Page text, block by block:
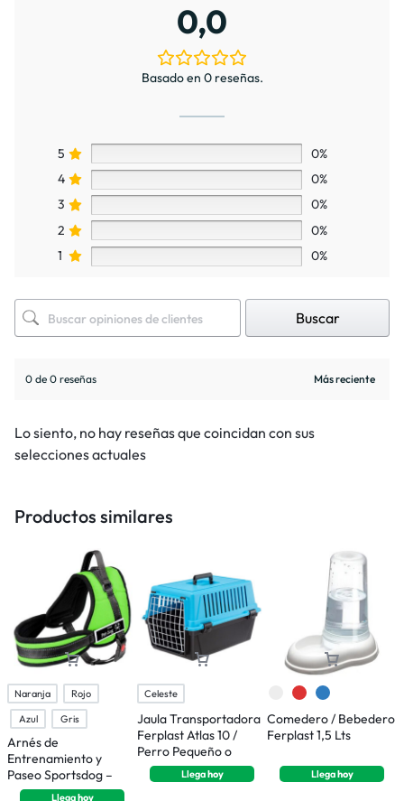
0,0
Basado en 0 reseñas.
5
0%
4
0%
3
0%
2
0%
1
0%
Buscar
0 de 0 reseñas
Lo siento, no hay reseñas que coincidan con sus
selecciones actuales
Productos similares
Naranja
Rojo
Azul
Gris
Arnés de
Entrenamiento y
Paseo Sportsdog –
Talle S
Llegahoy
Celeste
Jaula Transportadora
Ferplast Atlas 10 /
Perro Pequeño o
Gatos
Llegahoy
Comedero / Bebedero
Ferplast 1,5 Lts
Llegahoy